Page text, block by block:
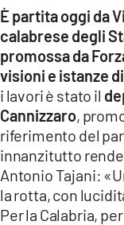
LACPLAY.IT
LACTV.IT
LACONAIR.IT
LACITYMAG.IT
ILREGGINO.IT
ILVIBONESE.IT
È partita oggi da
calabrese degli
promossa da
visioni e istanze
i lavori è stato il
Cannizzaro,
riferimento del
innanzitutto
Antonio Tajani:
la rotta, con
Per la Calabria,